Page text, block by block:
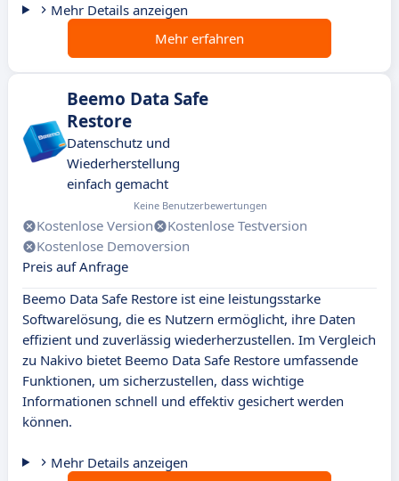
Mehr Details anzeigen
Mehr erfahren
Beemo Data Safe
Restore
Datenschutz und
Wiederherstellung
einfach gemacht
Keine Benutzerbewertungen
Kostenlose Version
Kostenlose Testversion
Kostenlose Demoversion
Preis auf Anfrage
Beemo Data Safe Restore ist eine leistungsstarke
Softwarelösung, die es Nutzern ermöglicht, ihre Daten
effizient und zuverlässig wiederherzustellen. Im Vergleich
zu Nakivo bietet Beemo Data Safe Restore umfassende
Funktionen, um sicherzustellen, dass wichtige
Informationen schnell und effektiv gesichert werden
können.
Mehr Details anzeigen